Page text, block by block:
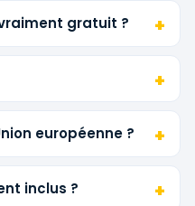
gratuit ?
européenne ?
inclus ?